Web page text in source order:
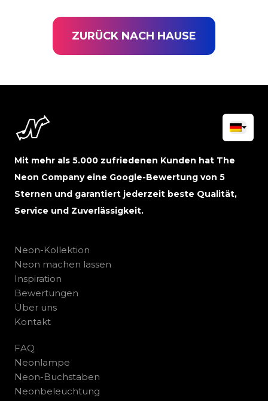
ZURÜCK NACH HAUSE
Mit mehr als 5.000 zufriedenen Kunden hat The
Neon Company eine Google-Bewertung von 5
Sternen und garantiert jederzeit beste Qualität,
Service und Zuverlässigkeit.
Neon-Kollektion
Neon machen lassen
Inspiration
Bewertungen
Über uns
Kontakt
FAQ
Neonlampe
Neon-Buchstaben
Neonbeleuchtung